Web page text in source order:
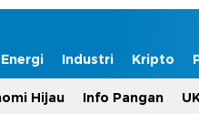
Energi Industri Kripto
Hijau Info Pangan